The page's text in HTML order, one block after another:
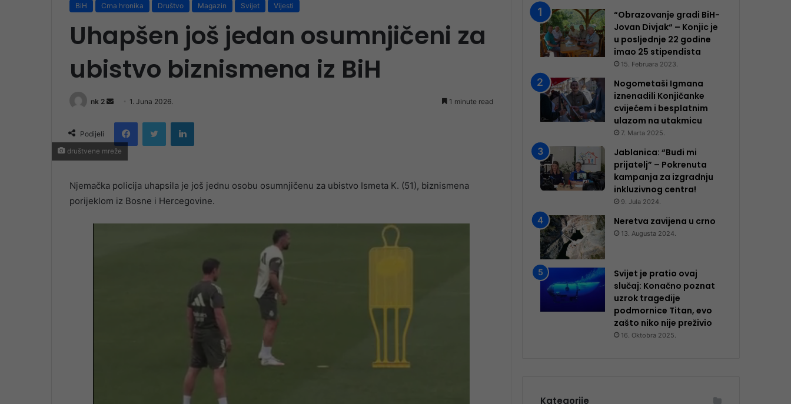
BiH Crna hronika Društvo Magazin Svijet Vijesti
Uhapšen još jedan osumnjičeni za
ubistvo biznismena iz BiH
nk 2
Send
email
1. Juna 2026. 1 minute read
Podijeli
FacebookTwitter LinkedIn
društvene mreže
Njemačka policija uhapsila je još jednu osobu osumnjičenu za ubistvo Ismeta K. (51), biznismena
porijeklom iz Bosne i Hercegovine.
“Obrazovanje gradi BiH-
Jovan Divjak“ – Konjic je
u posljednje 22 godine
imao 25 ​​stipendista
15. Februara 2023.
Nogometaši Igmana
iznenadili Konjičanke
cvijećem i besplatnim
ulazom na utakmicu
7. Marta 2025.
Jablanica: “Budi mi
prijatelj” – Pokrenuta
kampanja za izgradnju
inkluzivnog centra!
9. Jula 2024.
Neretva zavijena u crno
13. Augusta 2024.
Svijet je pratio ovaj
slučaj: Konačno poznat
uzrok tragedije
podmornice Titan, evo
zašto niko nije preživio
16. Oktobra 2025.
Kategorije